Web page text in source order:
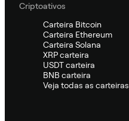
Criptoativos
Carteira Bitcoin
Carteira Ethereum
Carteira Solana
XRP carteira
USDT carteira
BNB carteira
Veja todas as carteiras